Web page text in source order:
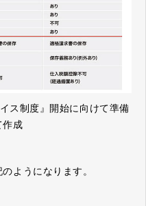
ス制度』開始に向けて準備
作成
ようになります。